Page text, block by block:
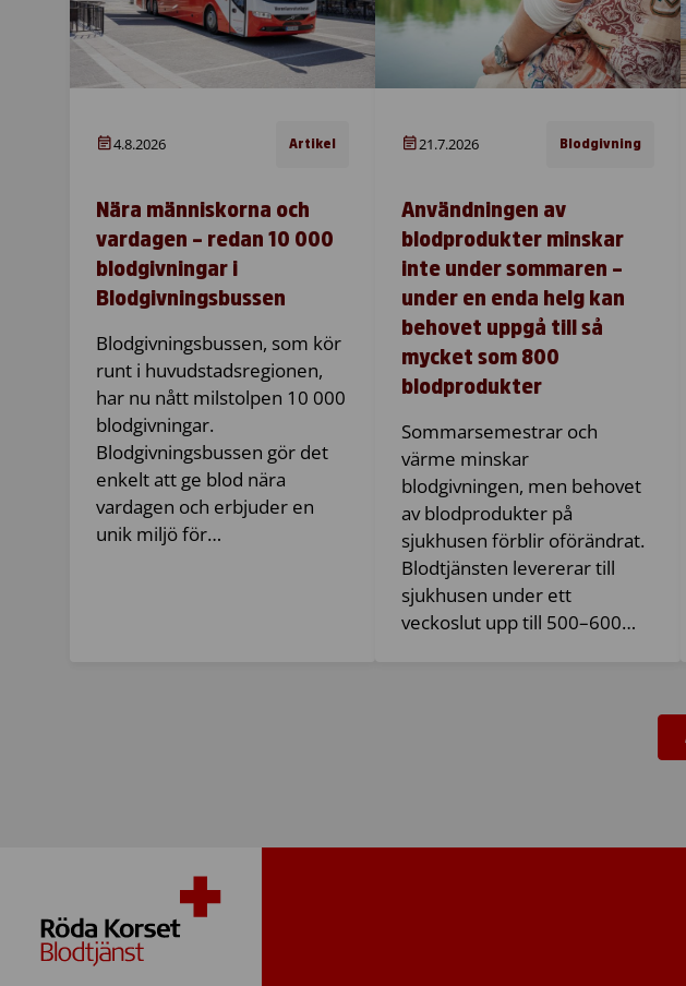
4.8.2026 Artikel
Nära människorna och
vardagen – redan 10 000
blodgivningar i
Blodgivningsbussen
Blodgivningsbussen, som kör
runt i huvudstadsregionen,
har nu nått milstolpen 10 000
blodgivningar.
Blodgivningsbussen gör det
enkelt att ge blod nära
vardagen och erbjuder en
unik miljö för…
21.7.2026 Blodgivning
Användningen av
blodprodukter minskar
inte under sommaren –
under en enda helg kan
behovet uppgå till så
mycket som 800
blodprodukter
Sommarsemestrar och
värme minskar
blodgivningen, men behovet
av blodprodukter på
sjukhusen förblir oförändrat.
Blodtjänsten levererar till
sjukhusen under ett
veckoslut upp till 500–600…